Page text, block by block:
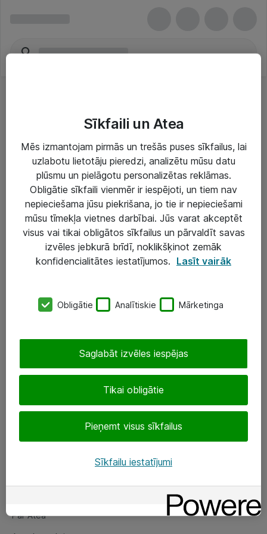
Risinājumi & Pakalpojumi
IT serviss un atbalsts
IT infrastruktūra
Darba vietu IT risinājumi
Serveri un datu centri
SIA „ATEA”
eShop@atea.lv
Sekojiet mums
Par Atea
Par Atea
Sīkfaili un Atea
Mēs izmantojam pirmās un trešās puses sīkfailus, lai
uzlabotu lietotāju pieredzi, analizētu mūsu datu
plūsmu un pielāgotu personalizētas reklāmas.
Obligātie sīkfaili vienmēr ir iespējoti, un tiem nav
nepieciešama jūsu piekrišana, jo tie ir nepieciešami
mūsu tīmekļa vietnes darbībai. Jūs varat akceptēt
visus vai tikai obligātos sīkfailus un pārvaldīt savas
izvēles jebkurā brīdī, noklikšķinot zemāk
konfidencialitātes iestatījumos. Lasīt vairāk
Obligātie Analītiskie Mārketinga
Tikai obligātie
Pieņemt visus sīkfailus
Saglabāt izvēles iespējas
Sīkfailu iestatījumi